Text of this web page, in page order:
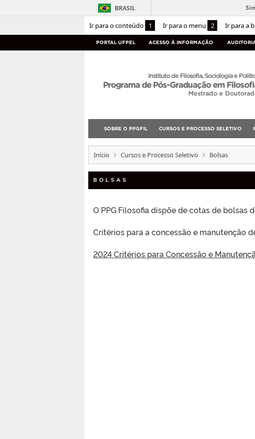
Ir para o conteúdo 1 Ir para o menu 2 Ir para a
BRASIL
PORTAL UFPEL ACESSO À INFORMAÇÃO
Instituto de Filosofia, Sociologia e
Programa de Pós-Graduação em
Mestrado e
SOBRE O PPGFIL CURSOS E PROCESSO SELETIVO
Início Cursos e Processo Seletivo Bolsas
BOLSAS
O PPG Filosofia dispõe de cotas de bolsas
Critérios para a concessão e manutenção
2024 Critérios para Concessão e